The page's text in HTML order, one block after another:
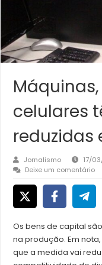
celulares
reduzidas
Jornalismo 17/
Deixe um comentário
Os bens de capital
na produção. Em
que a medida vai